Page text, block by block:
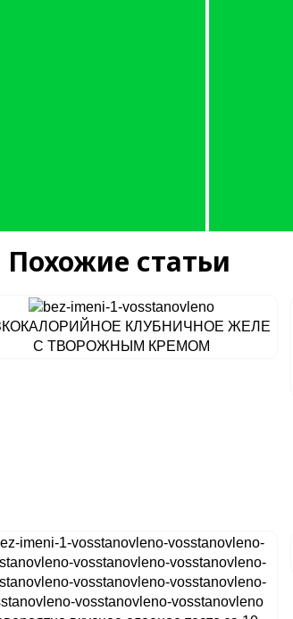
Похожие статьи
КЛУБНИЧНОЕ ЖЕЛЕ
С ТВОРОЖНЫМ КРЕМОМ